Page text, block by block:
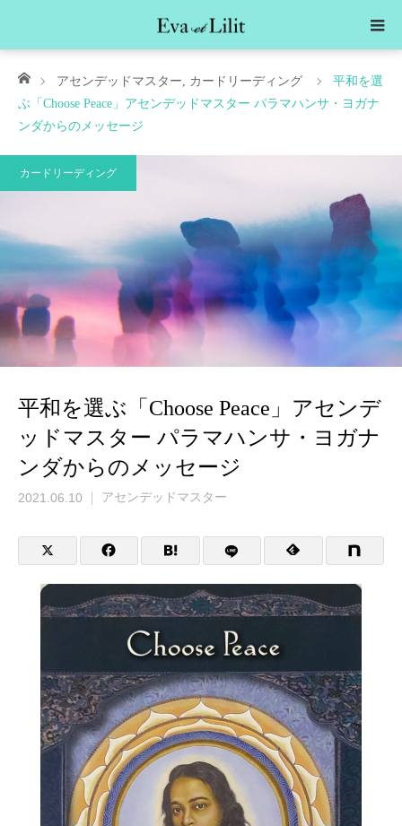
ホームアセンデッドマスター, カードリーディング
平和を選
ぶ「Choose Peace」アセンデッドマスター パラマハンサ・ヨガナ
ンダからのメッセージ
カードリーディング
平和を選ぶ「Choose Peace」アセンデ
ッドマスター パラマハンサ・ヨガナ
ンダからのメッセージ
2021.06.10 アセンデッドマスター